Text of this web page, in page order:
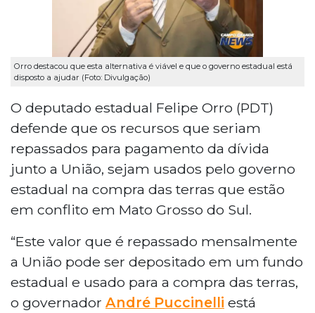
Orro destacou que esta alternativa é viável e que o governo estadual está
disposto a ajudar (Foto: Divulgação)
O deputado estadual Felipe Orro (PDT)
defende que os recursos que seriam
repassados para pagamento da dívida
junto a União, sejam usados pelo governo
estadual na compra das terras que estão
em conflito em Mato Grosso do Sul.
“Este valor que é repassado mensalmente
a União pode ser depositado em um fundo
estadual e usado para a compra das terras,
o governador André Puccinelli está